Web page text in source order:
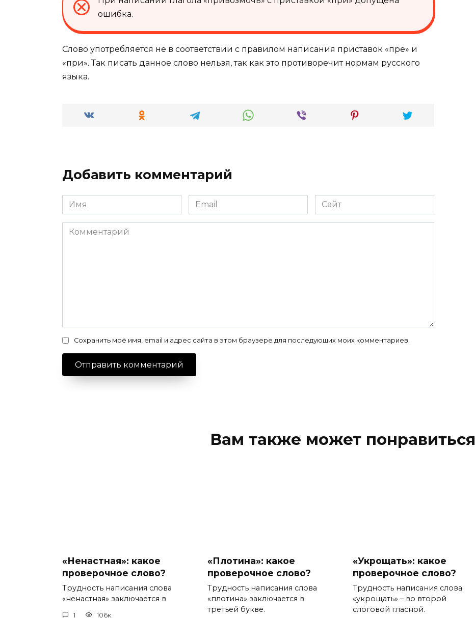
ошибка.
Слово употребляется не в соответствии с правилом написания приставок «пре» и
«при». Так писать данное слово нельзя, так как это противоречит нормам русского
языка.
Добавить комментарий
Имя
*
Email
*
Сайт
Комментарий
Сохранить моё имя, email и адрес сайта в этом браузере для последующих моих комментариев.
Вам также может понравиться
«Ненастная»: какое
проверочное слово?
Трудность написания слова
«ненастная» заключается в
1 106к.
«Плотина»: какое
проверочное слово?
Трудность написания слова
«плотина» заключается в
третьей букве.
«Укрощать»: какое
проверочное слово?
Трудность написания слова
«укрощать» – во второй
слоговой гласной.